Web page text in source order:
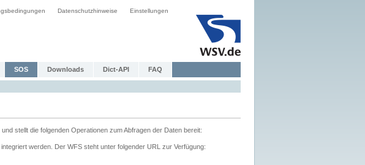
Datenschutzhinweise Einstellungen
SOS Downloads Dict-API FAQ
und stellt die folgenden Operationen zum Abfragen der Daten bereit:
werden. Der WFS steht unter folgender URL zur Verfügung: